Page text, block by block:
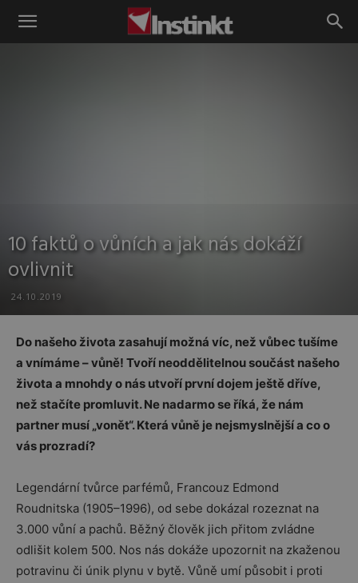
Instinkt
10 faktů o vůních a jak nás dokáží
ovlivnit
24.10.2019
Do našeho života zasahují možná víc, než vůbec tušíme
a vnímáme – vůně! Tvoří neoddělitelnou součást našeho
života a mnohdy o nás utvoří první dojem ještě dříve,
než stačíte promluvit. Ne nadarmo se říká, že nám
partner musí „vonět“. Která vůně je nejsmyslnější a co o
vás prozradí?
Legendární tvůrce parfémů, Francouz Edmond
Roudnitska (1905–1996), od sebe dokázal rozeznat na
3.000 vůní a pachů. Běžný člověk jich přitom zvládne
odlišit kolem 500. Nos nás dokáže upozornit na zkaženou
potravinu či únik plynu v bytě. Vůně umí působit i proti